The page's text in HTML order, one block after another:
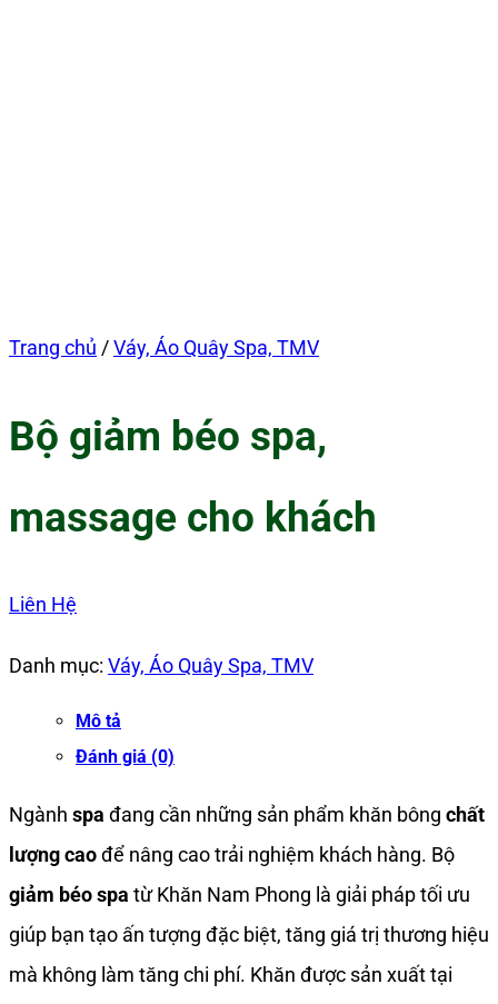
Trang chủ /Váy, Áo Quây Spa, TMV
Bộ giảm béo spa,
massage cho khách
Liên Hệ
Danh mục: Váy, Áo Quây Spa, TMV
Mô tả
Đánh giá (0)
Ngành spa đang cần những sản phẩm khăn bông chất
lượng caođể nâng cao trải nghiệm khách hàng. Bộ
giảm béo spa từ Khăn Nam Phong là giải pháp tối ưu
giúp bạn tạo ấn tượng đặc biệt, tăng giá trị thương hiệu
mà không làm tăng chi phí. Khăn được sản xuất tại